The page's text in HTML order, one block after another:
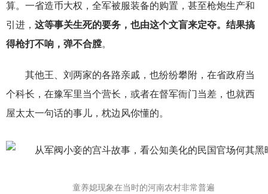
算。一省造币大权，全军被服装备的购置，甚至枪炮生产和
引进， 这等事关生死的要务，也由这个文盲来定夺。 结果搞
得枪打不响，弹不合膛。
其他王、刘两家的各路亲戚，也纷纷攀附，在省政府当
个科长，在豫军里当个营长，或者在督军衙门当差，也就西
屋太太一句话的事儿，枕边风你懂的。
童养媳现象在当时的河南农村非常普遍